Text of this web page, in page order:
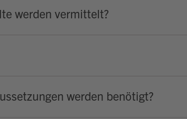
werden vermittelt?
werden benötigt?